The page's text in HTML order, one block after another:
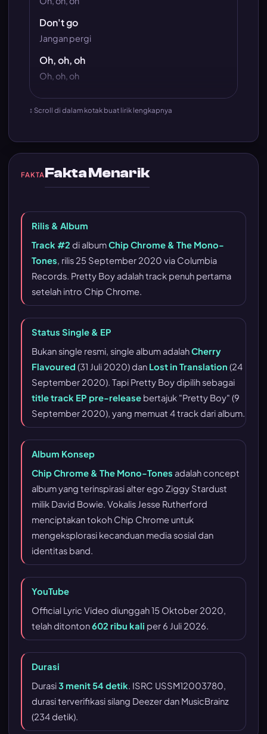
Don't go
Jangan pergi
Oh, oh, oh
Oh, oh, oh
↕ Scroll di dalam kotak buat lirik lengkapnya
FAKTAFakta Menarik
Rilis & Album
Track #2 di albumChip Chrome & The Mono-
Tones , rilis 25 September 2020 via Columbia
Records. Pretty Boy adalah track penuh pertama
setelah intro Chip Chrome.
Status Single & EP
Bukan single resmi, single album adalahCherry
Flavoured (31 Juli 2020) dan Lost in Translation (24
September 2020). Tapi Pretty Boy dipilih sebagai
title track EP pre-release bertajuk "Pretty Boy" (9
September 2020), yang memuat 4 track dari album.
Album Konsep
Chip Chrome & The Mono-Tones adalah concept
album yang terinspirasi alter ego Ziggy Stardust
milik David Bowie. Vokalis Jesse Rutherford
menciptakan tokoh Chip Chrome untuk
mengeksplorasi kecanduan media sosial dan
identitas band.
YouTube
Official Lyric Video diunggah 15 Oktober 2020,
telah ditonton602 ribu kali per 6 Juli 2026.
Durasi
Durasi3 menit 54 detik . ISRC USSM12003780,
durasi terverifikasi silang Deezer dan MusicBrainz
(234 detik).